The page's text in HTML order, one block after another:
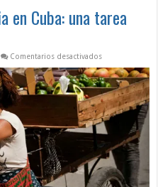
en Cuba: una tarea
Comentarios desactivadosen Trabajo por